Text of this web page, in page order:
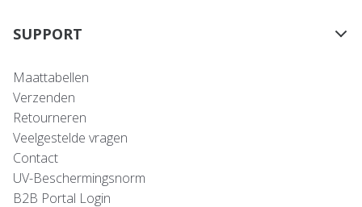
SUPPORT
Maattabellen
Verzenden
Retourneren
Veelgestelde vragen
Contact
UV-Beschermingsnorm
B2B Portal Login